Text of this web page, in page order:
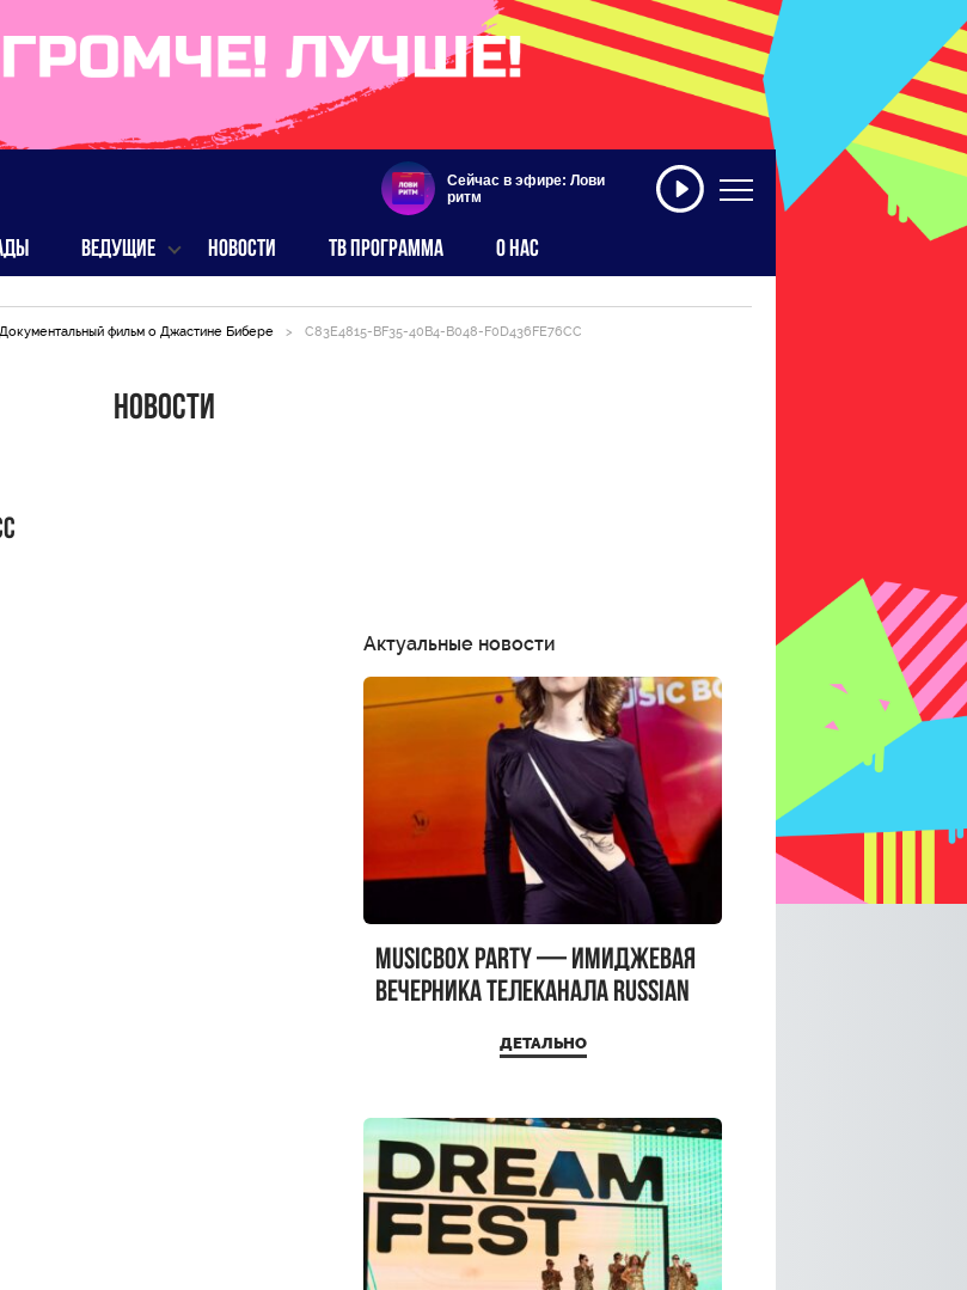
Сейчас в эфире: Лови
ритм
ВЕДУЩИЕ НОВОСТИ ТВ ПРОГРАММА О НАС
Документальный фильм о Джастине Бибере > C83E4815-BF35-40B4-B048-F0D436FE76CC
Новости
Актуальные новости
MUSICBOX PARTY — имиджевая
вечерника телеканала RUSSIAN
ДЕТАЛЬНО